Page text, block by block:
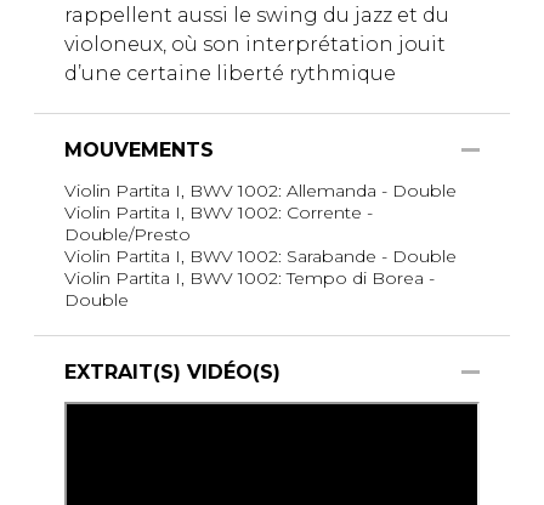
rappellent aussi le swing du jazz et du
violoneux, où son interprétation jouit
d’une certaine liberté rythmique
MOUVEMENTS
Violin Partita I, BWV 1002: Allemanda - Double
Violin Partita I, BWV 1002: Corrente -
Double/Presto
Violin Partita I, BWV 1002: Sarabande - Double
Violin Partita I, BWV 1002: Tempo di Borea -
Double
EXTRAIT(S) VIDÉO(S)